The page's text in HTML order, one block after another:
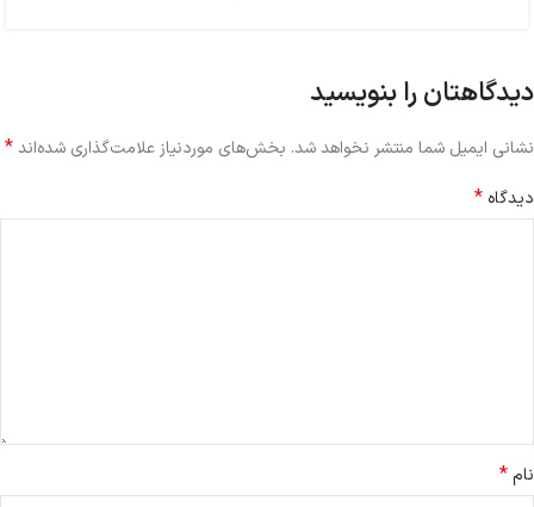
دیدگاهتان را بنویسید
نشانی ایمیل شما منتشر نخواهد شد. بخش‌های موردنیاز علامت‌گذاری شده‌اند*
دیدگاه *
نام*